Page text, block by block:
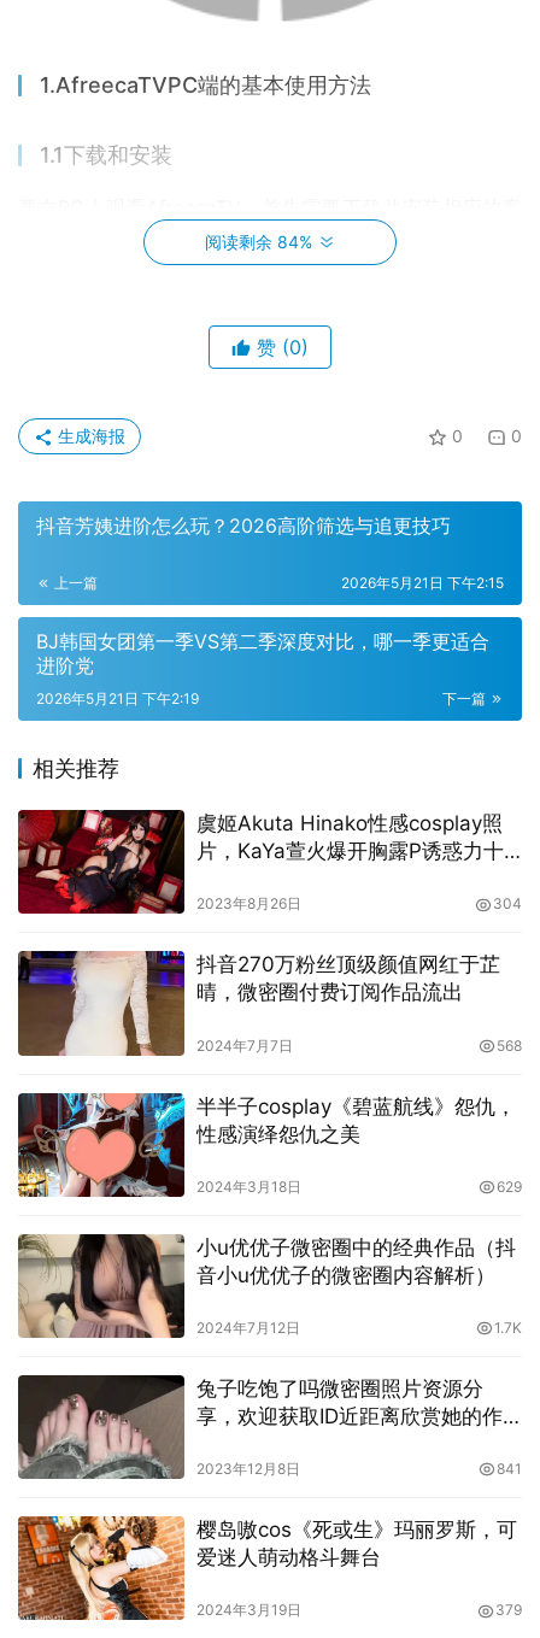
1.AfreecaTVPC端的基本使用方法
1.1下载和安装
户端。虽然可以在浏览器中访问AfreecaTV，但使用客户端
访问AfreecaTV官网：打开浏览器，访问AfreecaTV官网。
下载客户端：在首页找到下载客户端的链接，点击下载并选
安装。
1.2注册和登录
安装完成后，需要进行账户注册和登录。
注册账户：打开客户端，点击注册按钮，填写所需信息并完
成验证。登录账户：使用注册的账号和密码登录。
登录后，你可以直接在首页浏览推荐的直播内容，也可以通
过搜索功能查找特定的主播或游戏类别。
首页推荐：浏览首页推荐的热门直播内容。搜索功能：在搜
索栏输入主播名称或游戏类型，查找特定的直播。
1.4观看和互动
选择直播后，你可以开始观看并与主播互动。
观看直播：点击直播预览窗口，开始观看直播内容。互动功
能：在直播页面，你可以发送赠物、打赏、点赞等，与主播
互动。
2.常见误区与解决方法
2.1误区一：浏览器直接访问更方便
际上，使用客户端通常会提供更稳定和流畅的体验。
浏览器访问的缺点：流畅度问题：在浏览器中观看直播可能
和互动可能无法在浏览器中正常使用。客户端优势：更好的
流畅度：客户端在处理视频流方面更加优化，提供更高的画
质和流畅度。全面功能：客户端提供更多互动功能，如赠
物、打赏、点赞等，能够更好地与主播互动。
阅读剩余 84%
赞 (0)
0 0
生成海报
抖音芳姨进阶怎么玩？2026高阶筛选与追更技巧
上一篇 2026年5月21日 下午2:15
BJ韩国女团第一季VS第二季深度对比，哪一季更适合
进阶党
下一篇
2026年5月21日 下午2:19
相关推荐
虞姬Akuta Hinako性感cosplay照
片，KaYa萱火爆开胸露P诱惑力十
2023年8月26日 304
抖音270万粉丝顶级颜值网红于芷
晴，微密圈付费订阅作品流出
2024年7月7日 568
半半子cosplay《碧蓝航线》怨仇，
性感演绎怨仇之美
2024年3月18日 629
小u优优子微密圈中的经典作品（抖
音小u优优子的微密圈内容解析）
2024年7月12日 1.7K
兔子吃饱了吗微密圈照片资源分
享，欢迎获取ID近距离欣赏她的作
2023年12月8日 841
樱岛嗷cos《死或生》玛丽罗斯，可
爱迷人萌动格斗舞台
2024年3月19日 379